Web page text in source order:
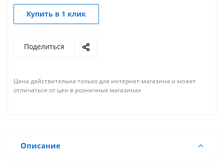
Купить в 1 клик
Поделиться
Цена действительна только для интернет-магазина и может
отличаться от цен в розничных магазинах
Описание